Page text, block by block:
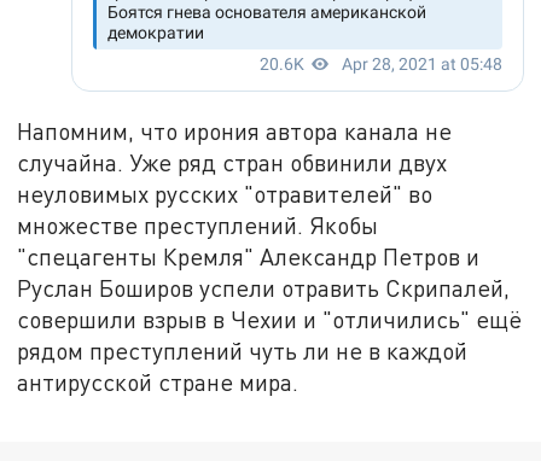
Напомним, что ирония автора канала не
случайна. Уже ряд стран обвинили двух
неуловимых русских "отравителей" во
множестве преступлений. Якобы
"спецагенты Кремля" Александр Петров и
Руслан Боширов успели отравить Скрипалей,
совершили взрыв в Чехии и "отличились" ещё
рядом преступлений чуть ли не в каждой
антирусской стране мира.